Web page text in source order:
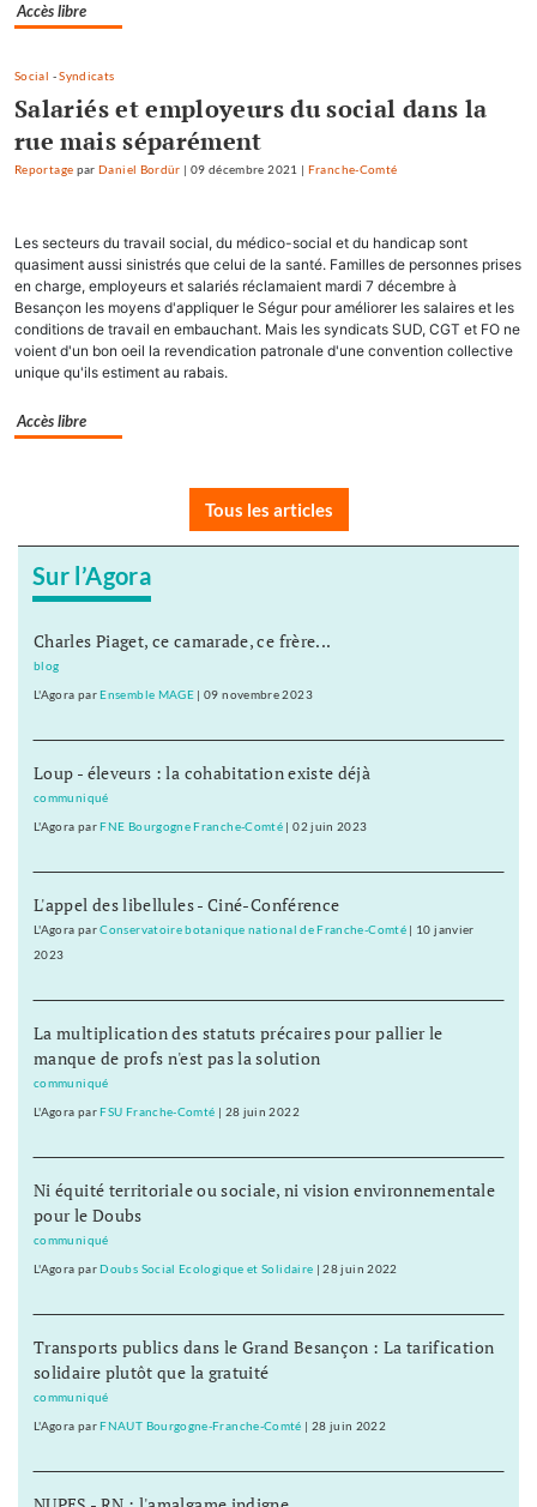
Accès libre
Social -Syndicats
Salariés et employeurs du social dans la
rue mais séparément
Reportage par Daniel Bordür 09 décembre 2021 Franche-Comté
Les secteurs du travail social, du médico-social et du handicap sont
quasiment aussi sinistrés que celui de la santé. Familles de personnes prises
en charge, employeurs et salariés réclamaient mardi 7 décembre à
Besançon les moyens d'appliquer le Ségur pour améliorer les salaires et les
conditions de travail en embauchant. Mais les syndicats SUD, CGT et FO ne
voient d'un bon oeil la revendication patronale d'une convention collective
unique qu'ils estiment au rabais.
Accès libre
Tous les articles
Sur l’Agora
Charles Piaget, ce camarade, ce frère...
blog
L'Agora par Ensemble MAGE |09 novembre 2023
Loup - éleveurs : la cohabitation existe déjà
communiqué
L'Agora par FNE Bourgogne Franche-Comté |02 juin 2023
L'appel des libellules - Ciné-Conférence
L'Agora parConservatoire botanique national de Franche-Comté| 10 janvier
2023
La multiplication des statuts précaires pour pallier le
manque de profs n'est pas la solution
communiqué
L'Agora par FSU Franche-Comté 28 juin 2022
Ni équité territoriale ou sociale, ni vision environnementale
pour le Doubs
communiqué
L'Agora par Doubs Social Ecologique et Solidaire |28 juin 2022
Transports publics dans le Grand Besançon : La tarification
solidaire plutôt que la gratuité
communiqué
L'Agora par FNAUT Bourgogne-Franche-Comté 28 juin 2022